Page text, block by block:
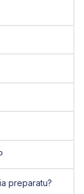
preparatu?